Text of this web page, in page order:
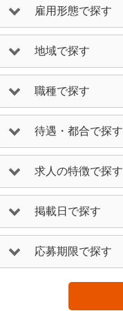
雇用形態で探す
地域で探す
職種で探す
待遇・都合で探す
求人の特徴で探す
掲載日で探す
応募期限で探す